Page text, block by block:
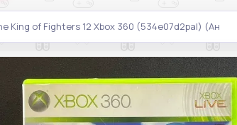
King of Fighters 12 Xbox 360 (534е07d2pal) (Ан